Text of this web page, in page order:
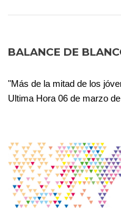
BALANCE DE
"Más de la mitad de los
Ultima Hora 06 de marzo